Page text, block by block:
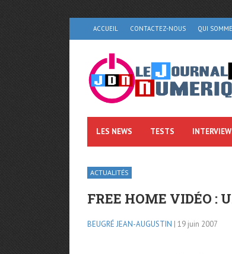
ACCUEIL CONTACTEZ-NOUS QUI
LES NEWS TESTS
ACTUALITÉS
FREE HOME VIDÉO :
BEUGRÉ JEAN-AUGUSTIN | 19 juin 2007